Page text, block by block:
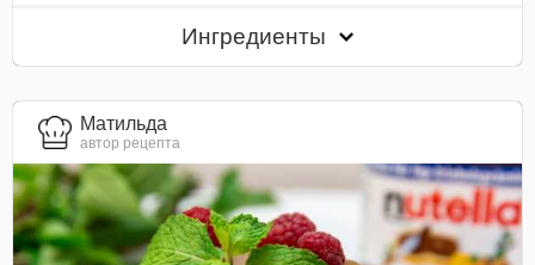
Ингредиенты
Матильда
автор рецепта